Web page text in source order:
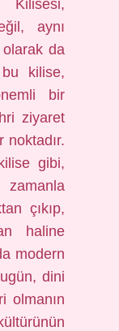
Kilisesi,
aynı
da
bu kilise,
bir
ziyaret
gibi,
çıkıp,
haline
modern
dini
olmanın